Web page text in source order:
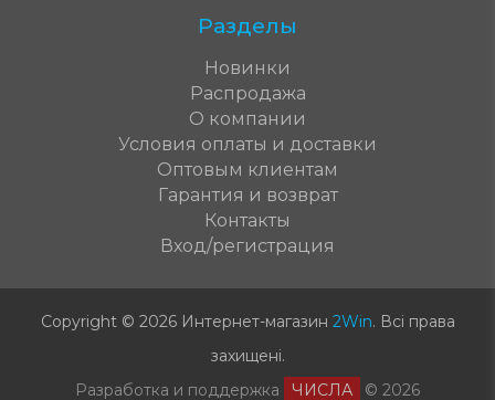
Разделы
Новинки
Распродажа
О компании
Условия оплаты и доставки
Оптовым клиентам
Гарантия и возврат
Контакты
Вход/регистрация
Copyright © 2026 Интернет-магазин 2Win. Всі права
захищені.
Разработка и поддержка
ЧИСЛА © 2026